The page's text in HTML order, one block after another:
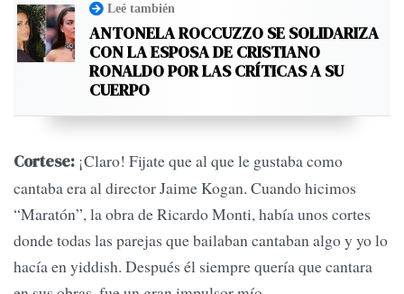
Leé también
ANTONELA ROCCUZZO SE SOLIDARIZA
CON LA ESPOSA DE CRISTIANO
RONALDO POR LAS CRÍTICAS A SU
CUERPO
Cortese: ¡Claro! Fijate que al que le gustaba como
cantaba era al director Jaime Kogan. Cuando hicimos
“Maratón”, la obra de Ricardo Monti, había unos cortes
donde todas las parejas que bailaban cantaban algo y yo lo
hacía en yiddish. Después él siempre quería que cantara